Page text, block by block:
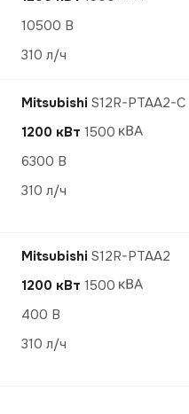
10500 В
310 л/ч
Mitsubishi S12R-PTAА2-С
1200 кВт 1500
6300 В
310 л/ч
Mitsubishi S12R-PTAА2
1200 кВт 1500
400 В
310 л/ч